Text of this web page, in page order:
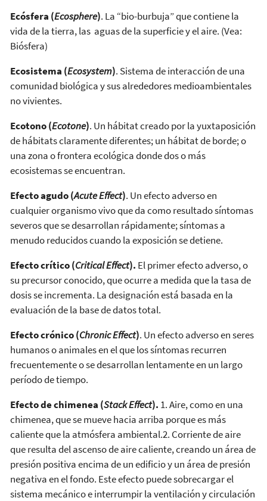
Ecósfera (Ecosphere). La “bio-burbuja” que contiene la
vida de la tierra, las aguas de la superficie y el aire. (Vea:
Biósfera)
Ecosistema (Ecosystem). Sistema de interacción de una
comunidad biológica y sus alrededores medioambientales
no vivientes.
Ecotono (Ecotone). Un hábitat creado por la yuxtaposición
de hábitats claramente diferentes; un hábitat de borde; o
una zona o frontera ecológica donde dos o más
ecosistemas se encuentran.
Efecto agudo (Acute Effect). Un efecto adverso en
cualquier organismo vivo que da como resultado síntomas
severos que se desarrollan rápidamente; síntomas a
menudo reducidos cuando la exposición se detiene.
Efecto crítico (Critical Effect). El primer efecto adverso, o
su precursor conocido, que ocurre a medida que la tasa de
dosis se incrementa. La designación está basada en la
evaluación de la base de datos total.
Efecto crónico (Chronic Effect). Un efecto adverso en seres
humanos o animales en el que los síntomas recurren
frecuentemente o se desarrollan lentamente en un largo
período de tiempo.
Efecto de chimenea (Stack Effect). 1. Aire, como en una
chimenea, que se mueve hacia arriba porque es más
caliente que la atmósfera ambiental.2. Corriente de aire
que resulta del ascenso de aire caliente, creando un área de
presión positiva encima de un edificio y un área de presión
negativa en el fondo. Este efecto puede sobrecargar el
sistema mecánico e interrumpir la ventilación y circulación